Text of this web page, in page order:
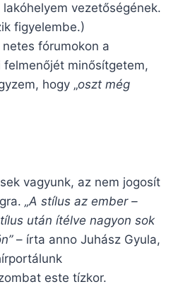
vezetőségének.
figyelembe.)
fórumokon a
minősítgetem,
hogy „oszt még
vagyunk, az nem jogosít
„A stílus az ember –
után ítélve nagyon sok
– írta anno Juhász Gyula,
este tízkor.